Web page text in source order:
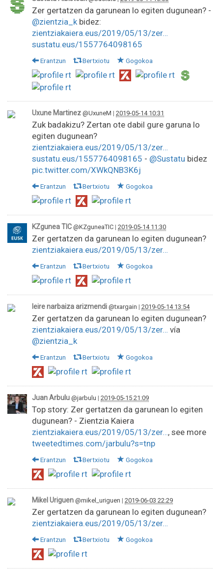
Zer gertatzen da garunean lo egiten dugunean? -
@zientzia_kbidez:
zientziakaiera.eus/2019/05/13/zer…
sustatu.eus/1557764098165
Erantzun Bertxiotu Gogokoa
Uxune Martinez @UxuneM | 2019-05-14 10:31
Zuk badakizu? Zertan ote dabil gure garuna lo
egiten dugunean?
zientziakaiera.eus/2019/05/13/zer…
sustatu.eus/1557764098165 - @Sustatu bidez
pic.twitter.com/XWkQNB3K6j
Erantzun Bertxiotu Gogokoa
KZgunea TIC @KZguneaTIC | 2019-05-14 11:30
Zer gertatzen da garunean lo egiten dugunean?
zientziakaiera.eus/2019/05/13/zer…
Erantzun Bertxiotu Gogokoa
leire narbaiza arizmendi @txargain | 2019-05-14 13:54
Zer gertatzen da garunean lo egiten dugunean?
zientziakaiera.eus/2019/05/13/zer… vía
@zientzia_k
Erantzun Bertxiotu Gogokoa
Juan Arbulu @jarbulu | 2019-05-15 21:09
Top story: Zer gertatzen da garunean lo egiten
dugunean? - Zientzia Kaiera
zientziakaiera.eus/2019/05/13/zer…, see more
tweetedtimes.com/jarbulu?s=tnp
Erantzun Bertxiotu Gogokoa
Mikel Uriguen @mikel_uriguen | 2019-06-03 22:29
Zer gertatzen da garunean lo egiten dugunean?
zientziakaiera.eus/2019/05/13/zer…
Erantzun Bertxiotu Gogokoa